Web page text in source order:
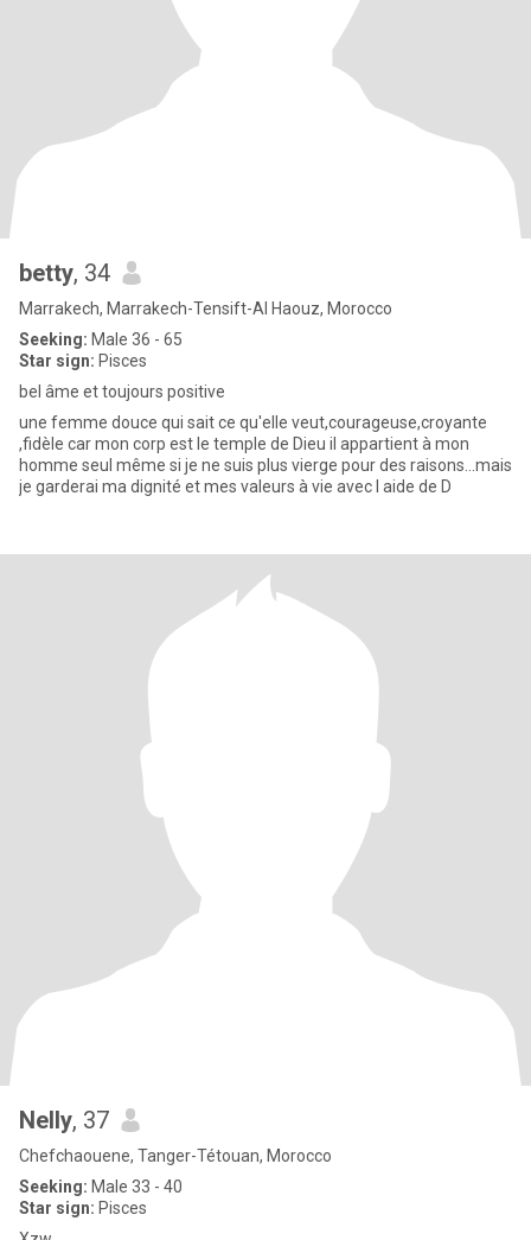
betty, 34
Marrakech, Marrakech-Tensift-Al Haouz, Morocco
Seeking: Male 36 - 65
Star sign: Pisces
bel âme et toujours positive
une femme douce qui sait ce qu'elle veut,courageuse,croyante
,fidèle car mon corp est le temple de Dieu il appartient à mon
homme seul même si je ne suis plus vierge pour des raisons...mais
je garderai ma dignité et mes valeurs à vie avec l aide de D
Nelly, 37
Chefchaouene, Tanger-Tétouan, Morocco
Seeking: Male 33 - 40
Star sign: Pisces